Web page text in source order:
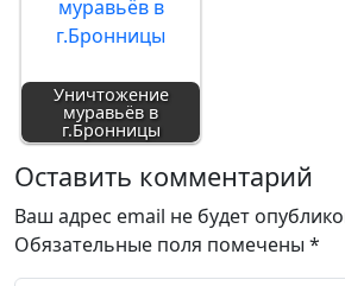
Уничтожение
муравьёв в
г.Бронницы
Оставить комментарий
Ваш адрес email не будет
Обязательные поля помечены *